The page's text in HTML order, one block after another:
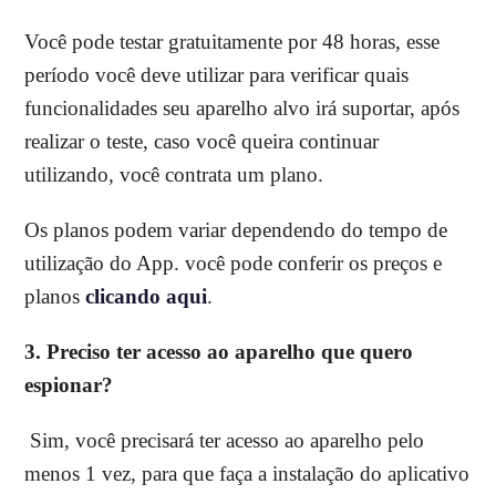
Você pode testar gratuitamente por 48 horas, esse
período você deve utilizar para verificar quais
funcionalidades seu aparelho alvo irá suportar, após
realizar o teste, caso você queira continuar
utilizando, você contrata um plano.
Os planos podem variar dependendo do tempo de
utilização do App. você pode conferir os preços e
planosclicando aqui.
3. Preciso ter acesso ao aparelho que quero
espionar?
Sim, você precisará ter acesso ao aparelho pelo
menos 1 vez, para que faça a instalação do aplicativo